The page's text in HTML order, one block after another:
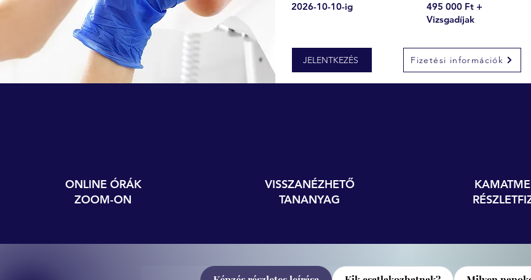
2026-10-10-ig
495 000 Ft +
Vizsgadíjak
JELENTKEZÉS Fizetési információk
ONLINE ÓRÁK
ZOOM-ON
VISSZANÉZHETŐ
TANANYAG